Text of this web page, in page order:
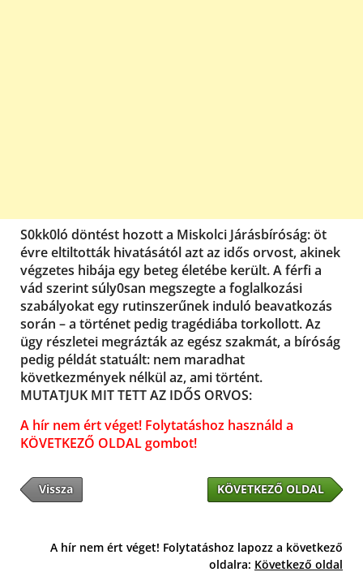
S0kk0ló döntést hozott a Miskolci Járásbíróság: öt
évre eltiltották hivatásától azt az idős orvost, akinek
végzetes hibája egy beteg életébe került. A férfi a
vád szerint súly0san megszegte a foglalkozási
szabályokat egy rutinszerűnek induló beavatkozás
során – a történet pedig tragédiába torkollott. Az
ügy részletei megrázták az egész szakmát, a bíróság
pedig példát statuált: nem maradhat
következmények nélkül az, ami történt.
MUTATJUK MIT TETT AZ IDŐS ORVOS:
A hír nem ért véget! Folytatáshoz használd a
KÖVETKEZŐ OLDAL gombot!
Vissza KÖVETKEZŐ OLDAL
A hír nem ért véget! Folytatáshoz lapozz a következő
oldalra: Következő oldal